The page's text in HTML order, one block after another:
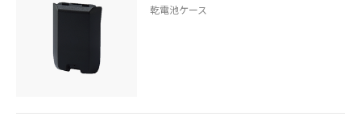
乾電池ケース